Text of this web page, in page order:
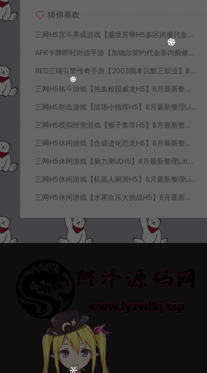
猜你喜欢
三网H5宫斗养成游戏【盛世芳華H5多区跨服代金券内购优化版】8月最新整理Linux手工服务端+CDK授权后台+全资源安卓+详细搭建教程+视频教程
AFK卡牌即时对战手游【加德尔契约代金券内购修复版】8月最新整理Linux手工服务端+前后端全套源码+CDK授权后台+安卓苹果双端+详细搭建教程+视频教程
RED三端引擎传奇手游【2003我本沉默三职业】8月最新整理Win一键服务端+PC安卓+详细搭建教程
三网H5格斗游戏【热血校园威龙H5】8月最新整理Linux手工服务端+Win一键服务端+解压即玩+简易安卓客户端+详细搭建教程
三网H5射击游戏【战场小指挥H5】8月最新整理Linux手工服务端+Win一键服务端+解压即玩+简易安卓客户端+详细搭建教程
三网H5模拟经营游戏【猴子集市H5】8月最新整理Linux手工服务端+Win一键服务端+解压即玩+简易安卓客户端+详细搭建教程
三网H5休闲游戏【合成进化恐龙H5】8月最新整理Linux手工服务端+Win一键服务端+解压即玩+简易安卓客户端+详细搭建教程
三网H5休闲游戏【脑力测试H5】8月最新整理Linux手工服务端+Win一键服务端+解压即玩+简易安卓客户端+详细搭建教程
三网H5休闲游戏【机器人厨房H5】8月最新整理Linux手工服务端+Win一键服务端+解压即玩+简易安卓客户端+详细搭建教程
三网H5休闲游戏【水果欢乐大挑战H5】8月最新整理Linux手工服务端+Win一键服务端+解压即玩+简易安卓客户端+详细搭建教程